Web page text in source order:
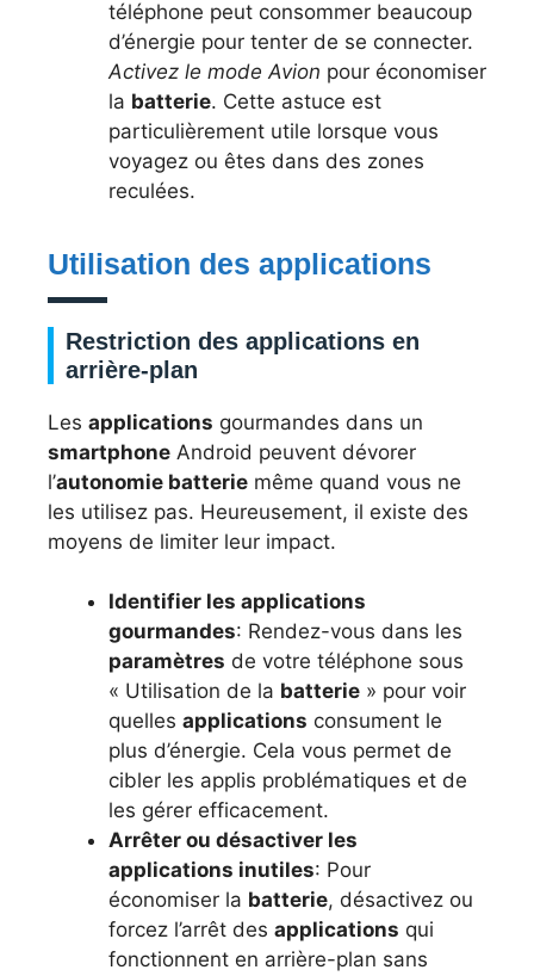
téléphone peut consommer beaucoup
d’énergie pour tenter de se connecter.
Activez le mode Avion pour économiser
la batterie. Cette astuce est
particulièrement utile lorsque vous
voyagez ou êtes dans des zones
reculées.
Utilisation des applications
Restriction des applications en
arrière-plan
Les applications gourmandes dans un
smartphone Android peuvent dévorer
l’autonomie batterie même quand vous ne
les utilisez pas. Heureusement, il existe des
moyens de limiter leur impact.
Identifier les applications
gourmandes: Rendez-vous dans les
paramètres de votre téléphone sous
« Utilisation de la batterie » pour voir
quelles applications consument le
plus d’énergie. Cela vous permet de
cibler les applis problématiques et de
les gérer efficacement.
Arrêter ou désactiver les
applications inutiles: Pour
économiser la batterie, désactivez ou
forcez l’arrêt des applications qui
fonctionnent en arrière-plan sans